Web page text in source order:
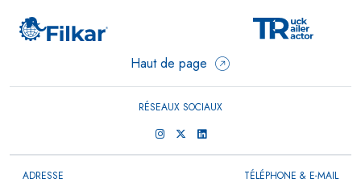
Haut de page
RÉSEAUX SOCIAUX
ADRESSE
TÉLÉPHONE & E-MAIL